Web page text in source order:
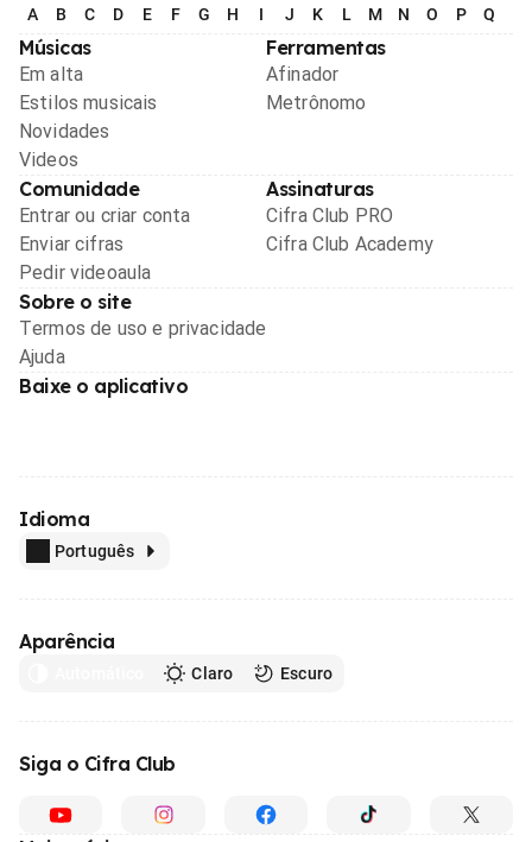
A B C D E F G H I J K L M N O P Q
Músicas
Em alta
Estilos musicais
Novidades
Videos
Ferramentas
Afinador
Metrônomo
Comunidade
Entrar ou criar conta
Enviar cifras
Pedir videoaula
Assinaturas
Cifra Club PRO
Cifra Club Academy
Sobre o site
Termos de uso e privacidade
Ajuda
Baixe o aplicativo
Idioma
Português
Aparência
Claro Escuro
Siga o Cifra Club